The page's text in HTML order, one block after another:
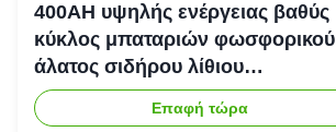
400AH υψηλής ενέργειας βαθύς
κύκλος μπαταριών φωσφορικού
άλατος σιδήρου λίθιου
επανακαταλογηστέος
Επαφή τώρα